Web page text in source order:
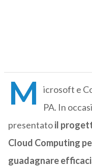
M
icrosoft e
PA. In
presentatoil
Cloud Computing
guadagnare